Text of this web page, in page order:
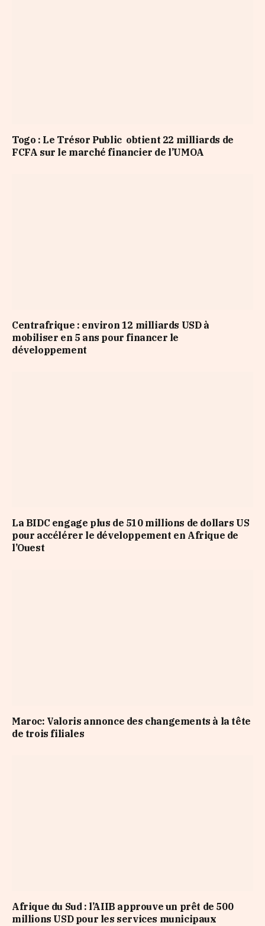
Togo : Le Trésor Public obtient 22 milliards de
FCFA sur le marché financier de l’UMOA
Centrafrique : environ 12 milliards USD à
mobiliser en 5 ans pour financer le
développement
La BIDC engage plus de 510 millions de dollars US
pour accélérer le développement en Afrique de
l’Ouest
Maroc: Valoris annonce des changements à la tête
de trois filiales
Afrique du Sud : l’AIIB approuve un prêt de 500
millions USD pour les services municipaux